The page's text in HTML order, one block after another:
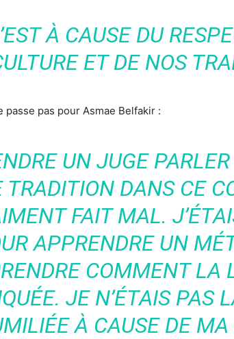
À CAUSE DU
ET DE NOS
passe pas pour Asmae Belfakir :
UN JUGE
TRADITION DANS CE
FAIT MAL.
APPRENDRE UN
COMMENT LA
JE N’ÉTAIS PAS
À CAUSE DE MA